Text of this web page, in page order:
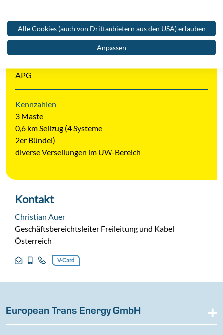
Projektende
07.2025
APG
Kennzahlen
3 Maste
0,6 km Seilzug (4 Systeme
2er Bündel)
diverse Verseilungen im UW-Bereich
Kontakt
Christian Auer
Geschäftsbereichtsleiter Freileitung und Kabel
Österreich
V-Card
European Trans Energy GmbH
Alle Cookies (auch von Drittanbietern aus den USA) erlauben
Anpassen